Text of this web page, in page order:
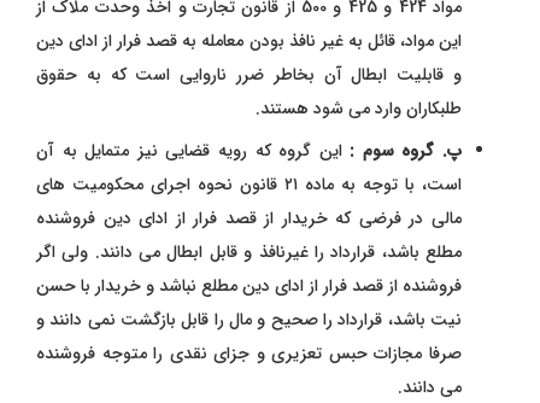
مواد 424 و 425 و 500 از قانون تجارت و اخذ وحدت ملاک از
این مواد، قائل به غیر نافذ بودن معامله به قصد فرار از ادای دین
و قابلیت ابطال آن بخاطر ضرر ناروایی است که به حقوق
طلبکاران وارد می شود هستند.
پ. گروه سوم : این گروه که رویه قضایی نیز متمایل به آن
است، با توجه به ماده ۲۱ قانون نحوه اجرای محکومیت های
مالی در فرضی که خریدار از قصد فرار از ادای دین فروشنده
مطلع باشد، قرارداد را غیرنافذ و قابل ابطال می دانند. ولی اگر
فروشنده از قصد فرار از ادای دین مطلع نباشد و خریدار با حسن
نیت باشد، قرارداد را صحیح و مال را قابل بازگشت نمی دانند و
صرفا مجازات حبس تعزیری و جزای نقدی را متوجه فروشنده
می دانند.